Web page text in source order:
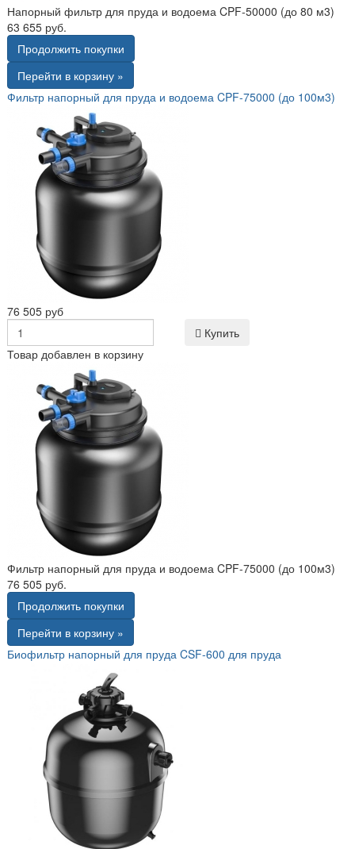
Напорный фильтр для пруда и водоема CPF-50000 (до 80 м3)
63 655 руб.
Продолжить покупки
Перейти в корзину »
Фильтр напорный для пруда и водоема CPF-75000 (до 100м3)
76 505 руб
Купить
Товар добавлен в корзину
Фильтр напорный для пруда и водоема CPF-75000 (до 100м3)
76 505 руб.
Продолжить покупки
Перейти в корзину »
Биофильтр напорный для пруда CSF-600 для пруда